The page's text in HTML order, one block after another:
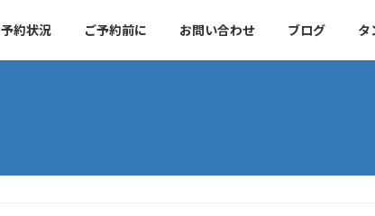
予約状況 ご予約前に お問い合わせ ブログ タ